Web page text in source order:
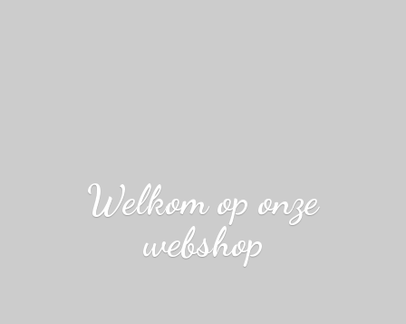
Welkom oponze
webshop